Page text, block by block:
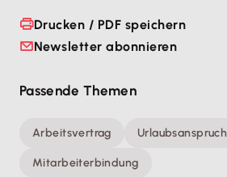
Drucken / PDF speichern
Newsletter abonnieren
Passende Themen
Arbeitsvertrag Urlaubsanspruch
Mitarbeiterbindung